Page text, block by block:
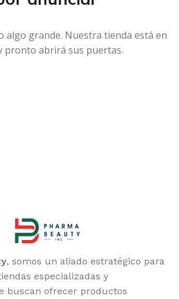
algo grande. Nuestra tienda está en
pronto abrirá sus puertas.
, somos un aliado estratégico para
especializadas y
buscan ofrecer productos